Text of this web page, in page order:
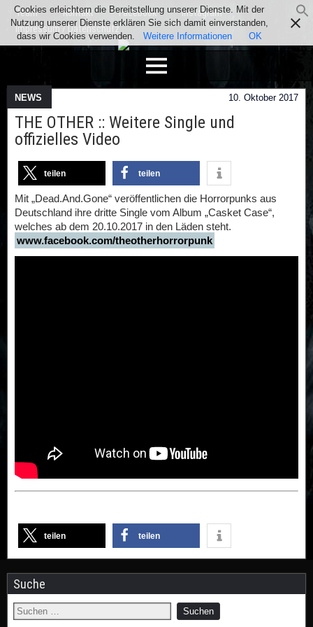
Team Kontakt Facebook
Instagram
Impressum / Datenschutz
NEWS 10. Oktober 2017
THE OTHER :: Weitere Single und
offizielles Video
teilen teilen
Mit „Dead.And.Gone“ veröffentlichen die Horrorpunks aus
Deutschland ihre dritte Single vom Album „Casket Case“,
welches ab dem 20.10.2017 in den Läden steht.
www.facebook.com/theotherhorrorpunk
teilen teilen
Suche
Cookies erleichtern die Bereitstellung unserer Dienste. Mit der
Nutzung unserer Dienste erklären Sie sich damit einverstanden,
dass wir Cookies verwenden.
Weitere Informationen OK